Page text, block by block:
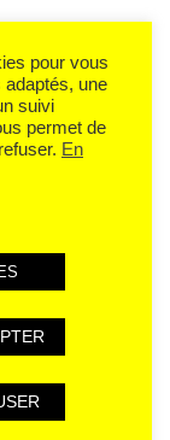
pour vous
adaptés, une
suivi
permet de
En